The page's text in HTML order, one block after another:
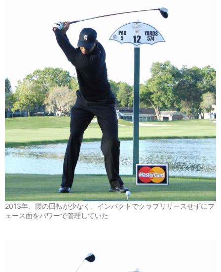
2013年、腰の回転が少なく、インパクトでクラブリリースせずにフ
ェース面をパワーで管理していた